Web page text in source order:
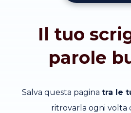
Il tuo
parole
Salva questa pagina tra le
ritrovarla ogni volta